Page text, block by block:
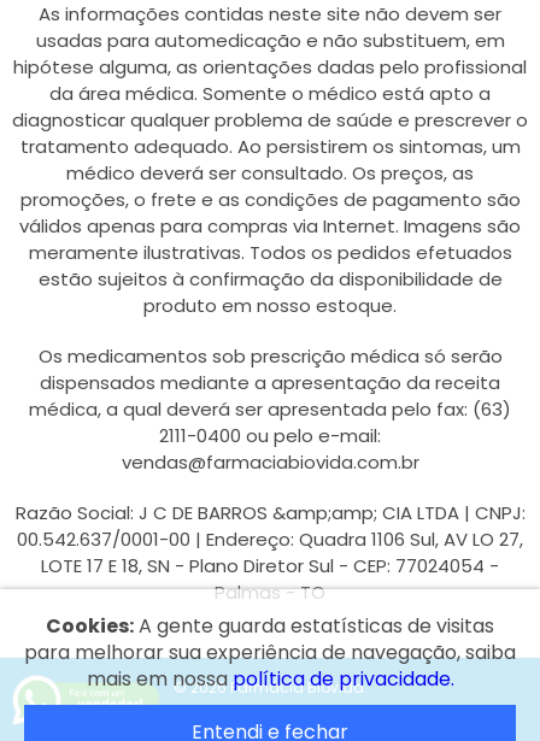
As informações contidas neste site não devem ser
usadas para automedicação e não substituem, em
hipótese alguma, as orientações dadas pelo profissional
da área médica. Somente o médico está apto a
diagnosticar qualquer problema de saúde e prescrever o
tratamento adequado. Ao persistirem os sintomas, um
médico deverá ser consultado. Os preços, as
promoções, o frete e as condições de pagamento são
válidos apenas para compras via Internet. Imagens são
meramente ilustrativas. Todos os pedidos efetuados
estão sujeitos à confirmação da disponibilidade de
produto em nosso estoque.
Os medicamentos sob prescrição médica só serão
dispensados mediante a apresentação da receita
médica, a qual deverá ser apresentada pelo fax: (63)
2111-0400 ou pelo e-mail:
vendas@farmaciabiovida.com.br
Razão Social: J C DE BARROS &amp;amp; CIA LTDA | CNPJ:
00.542.637/0001-00 | Endereço: Quadra 1106 Sul, AV LO 27,
LOTE 17 E 18, SN - Plano Diretor Sul - CEP: 77024054 -
Palmas - TO
Cookies:A gente guarda estatísticas de visitas
para melhorar sua experiência de navegação, saiba
mais em nossapolítica de privacidade.
Entendi e fechar
© 2026 Farmácia Biovida.